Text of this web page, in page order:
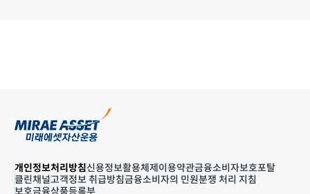
개인정보처리방침신용정보활용체제 이용약관금융소비자보호포탈
클린채널고객정보 취급방침금융소비자의 민원분쟁 처리 지침
보호금융상품등록부